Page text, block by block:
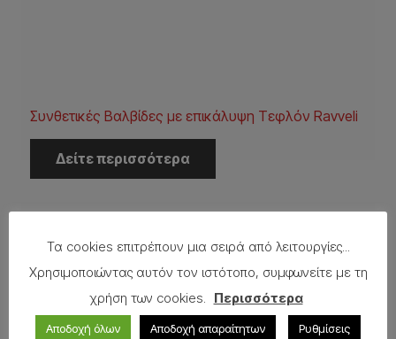
Συνθετικές Βαλβίδες με επικάλυψη Τεφλόν Ravveli
Δείτε περισσότερα
Τα cookies επιτρέπουν μια σειρά από λειτουργίες...
Χρησιμοποιώντας αυτόν τον ιστότοπο, συμφωνείτε με τη
χρήση των cookies. Περισσότερα
Αποδοχή όλων Αποδοχή απαραίτητων Ρυθμίσεις